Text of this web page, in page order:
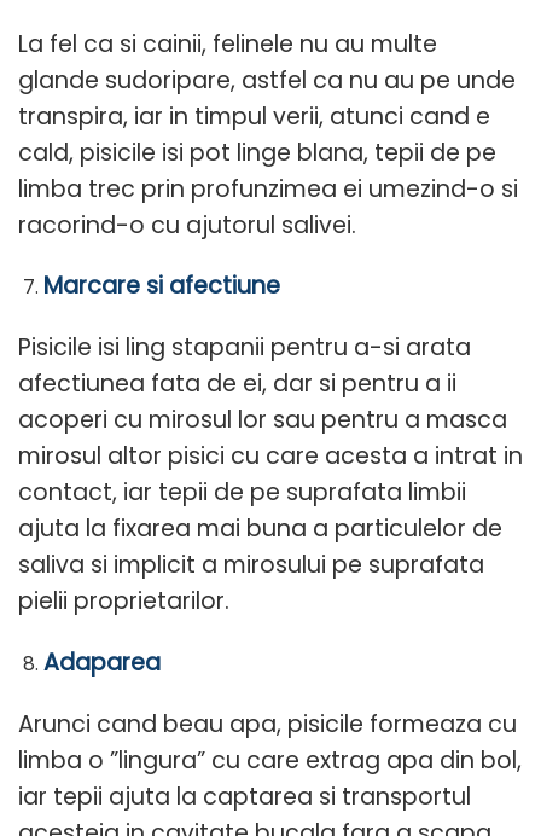
La fel ca si cainii, felinele nu au multe
glande sudoripare, astfel ca nu au pe unde
transpira, iar in timpul verii, atunci cand e
cald, pisicile isi pot linge blana, tepii de pe
limba trec prin profunzimea ei umezind-o si
racorind-o cu ajutorul salivei.
Marcare si afectiune
Pisicile isi ling stapanii pentru a-si arata
afectiunea fata de ei, dar si pentru a ii
acoperi cu mirosul lor sau pentru a masca
mirosul altor pisici cu care acesta a intrat in
contact, iar tepii de pe suprafata limbii
ajuta la fixarea mai buna a particulelor de
saliva si implicit a mirosului pe suprafata
pielii proprietarilor.
Adaparea
Arunci cand beau apa, pisicile formeaza cu
limba o ”lingura” cu care extrag apa din bol,
iar tepii ajuta la captarea si transportul